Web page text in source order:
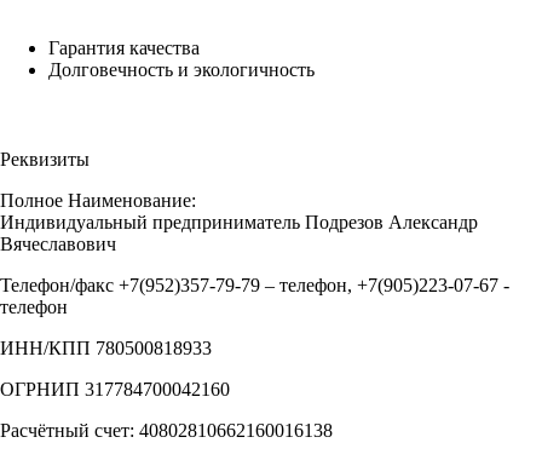
Гарантия качества
Долговечность и экологичность
Реквизиты
Полное Наименование:
Индивидуальный предприниматель Подрезов Александр
Вячеславович
Телефон/факс +7(952)357-79-79 – телефон, +7(905)223-07-67 -
телефон
ИНН/КПП 780500818933
ОГРНИП 317784700042160
Расчётный счет: 40802810662160016138